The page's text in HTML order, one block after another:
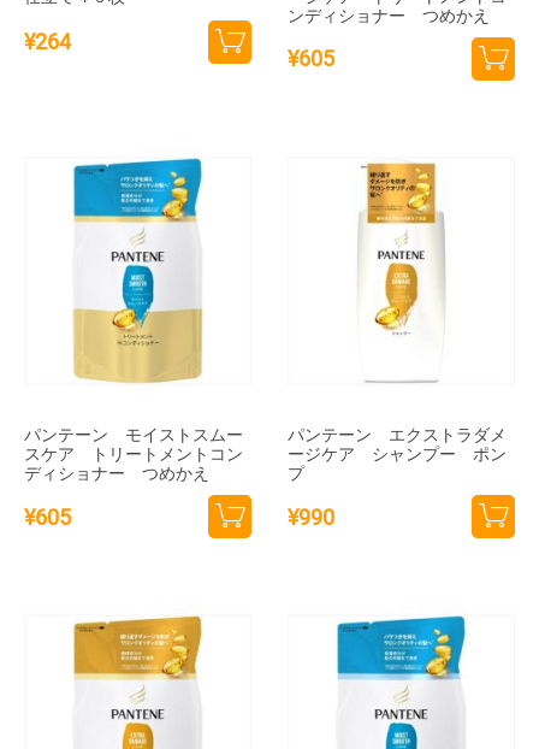
¥264
ンディショナー つめかえ
¥605
パンテーン モイストスムー
スケア トリートメントコン
ディショナー つめかえ
¥605
パンテーン エクストラダメ
ージケア シャンプー ポン
プ
¥990